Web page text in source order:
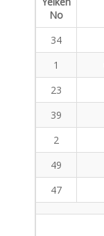
No
34
1
23
39
2
49
47